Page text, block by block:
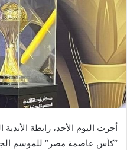
أجرت اليوم الأحد، رابطة